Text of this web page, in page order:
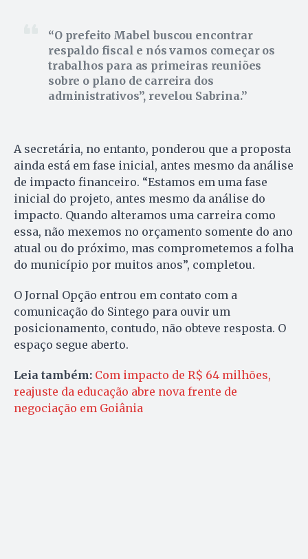
O prefeito Mabel buscou encontrar
respaldo fiscal e nós vamos começar os
trabalhos para as primeiras reuniões
sobre o plano de carreira dos
administrativos”, revelou Sabrina.
A secretária, no entanto, ponderou que a proposta
ainda está em fase inicial, antes mesmo da análise
de impacto financeiro. “Estamos em uma fase
inicial do projeto, antes mesmo da análise do
impacto. Quando alteramos uma carreira como
essa, não mexemos no orçamento somente do ano
atual ou do próximo, mas comprometemos a folha
do município por muitos anos”, completou.
O Jornal Opção entrou em contato com a
comunicação do Sintego para ouvir um
posicionamento, contudo, não obteve resposta. O
espaço segue aberto.
Leia também: Com impacto de R$ 64 milhões,
reajuste da educação abre nova frente de
negociação em Goiânia